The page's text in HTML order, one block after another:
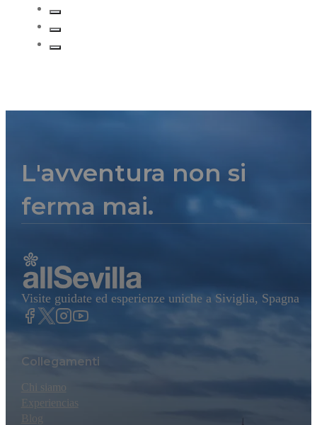
L'avventura non si
ferma mai.
Visite guidate ed esperienze uniche a Siviglia, Spagna
Collegamenti
Chi siamo
Experiencias
Blog